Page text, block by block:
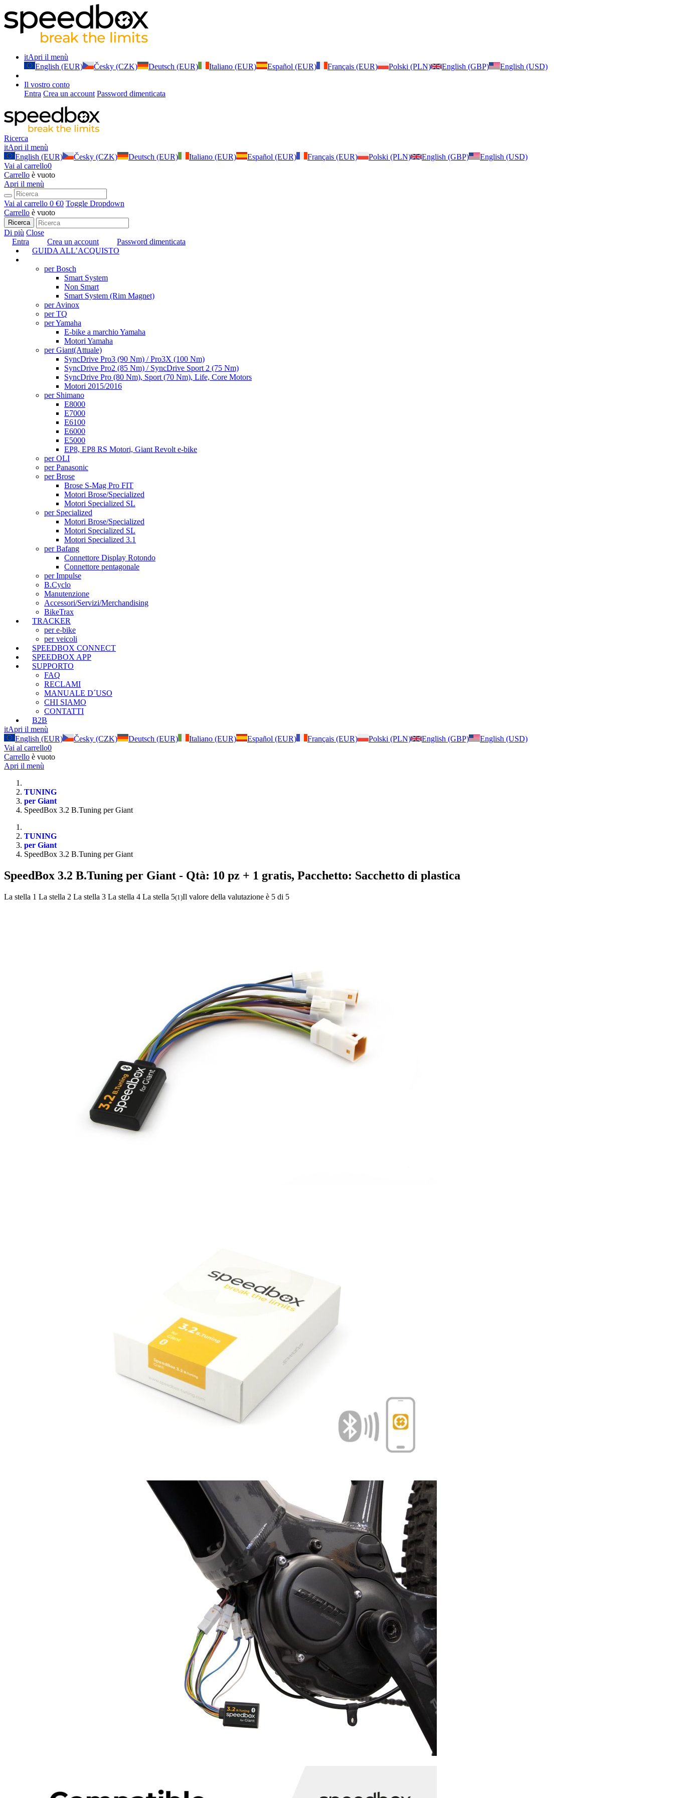
itApri il menù
English (EUR)
Česky (CZK) Deutsch (EUR) Italiano (EUR) Español (EUR) Français (EUR) Polski (PLN) English (GBP) English (USD)
Il vostro conto
Entra Crea un account Password dimenticata
Ricerca
itApri il menù
English (EUR)
Česky (CZK) Deutsch (EUR) Italiano (EUR) Español (EUR) Français (EUR) Polski (PLN) English (GBP)
English (USD)
Vai al carrello0
Carrello è vuoto
Apri il menù
Vai al carrello 0 €0 Toggle Dropdown
Carrello è vuoto
Ricerca
Di più Close
Entra
Crea un account
Password dimenticata
GUIDA ALL’ACQUISTO
per Bosch
Smart System
Non Smart
Smart System (Rim Magnet)
per Avinox
per TQ
per Yamaha
E-bike a marchio Yamaha
Motori Yamaha
per Giant(Attuale)
SyncDrive Pro3 (90 Nm) / Pro3X (100 Nm)
SyncDrive Pro2 (85 Nm) / SyncDrive Sport 2 (75 Nm)
SyncDrive Pro (80 Nm), Sport (70 Nm), Life, Core Motors
Motori 2015/2016
per Shimano
E8000
E7000
E6100
E6000
E5000
EP8, EP8 RS Motori, Giant Revolt e-bike
per OLI
per Panasonic
per Brose
Brose S-Mag Pro FIT
Motori Brose/Specialized
Motori Specialized SL
per Specialized
Motori Brose/Specialized
Motori Specialized SL
Motori Specialized 3.1
per Bafang
Connettore Display Rotondo
Connettore pentagonale
per Impulse
B.Cyclo
Manutenzione
Accessori/Servizi/Merchandising
BikeTrax
TRACKER
per e-bike
per veicoli
SPEEDBOX CONNECT
SPEEDBOX APP
SUPPORTO
FAQ
RECLAMI
MANUALE D´USO
CHI SIAMO
CONTATTI
B2B
itApri il menù
English (EUR)
Česky (CZK) Deutsch (EUR) Italiano (EUR) Español (EUR) Français (EUR) Polski (PLN) English (GBP)
English (USD)
Vai al carrello0
Carrello è vuoto
Apri il menù
TUNING
per Giant
SpeedBox 3.2 B.Tuning per Giant
TUNING
per Giant
SpeedBox 3.2 B.Tuning per Giant
SpeedBox 3.2 B.Tuning per Giant - Qtà: 10 pz + 1 gratis, Pacchetto: Sacchetto di plastica
La stella 1 La stella 2 La stella 3 La stella 4 La stella 5(1 )Il valore della valutazione è 5 di 5